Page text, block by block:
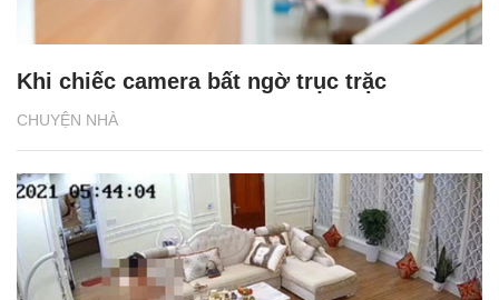
CHUYỆN NHÀ
Khi chiếc camera bất ngờ trục trặc